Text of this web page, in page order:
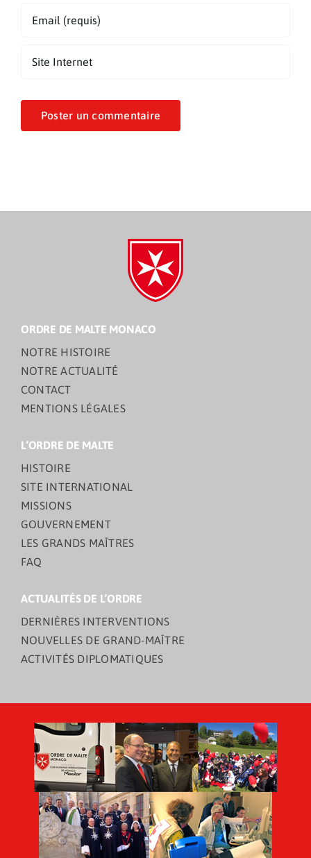
ORDRE DE MALTE MONACO
NOTRE HISTOIRE
NOTRE ACTUALITÉ
CONTACT
MENTIONS LÉGALES
L’ORDRE DE MALTE
HISTOIRE
SITE INTERNATIONAL
MISSIONS
GOUVERNEMENT
LES GRANDS MAÎTRES
FAQ
ACTUALITÉS DE L’ORDRE
DERNIÈRES INTERVENTIONS
NOUVELLES DE GRAND-MAÎTRE
ACTIVITÉS DIPLOMATIQUES